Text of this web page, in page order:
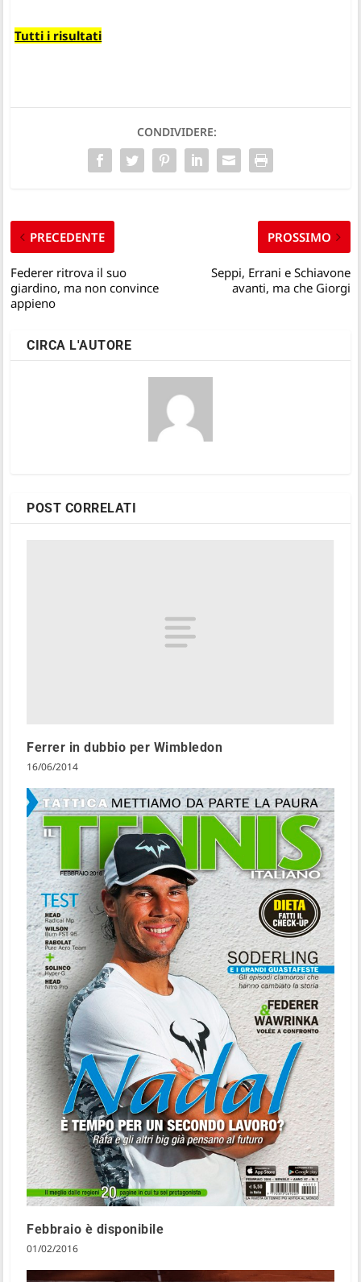
Tutti i risultati
CONDIVIDERE:
PRECEDENTE
Federer ritrova il suo
giardino, ma non convince
appieno
PROSSIMO
Seppi, Errani e Schiavone
avanti, ma che Giorgi
CIRCA L'AUTORE
POST CORRELATI
Ferrer in dubbio per Wimbledon
16/06/2014
Febbraio è disponibile
01/02/2016